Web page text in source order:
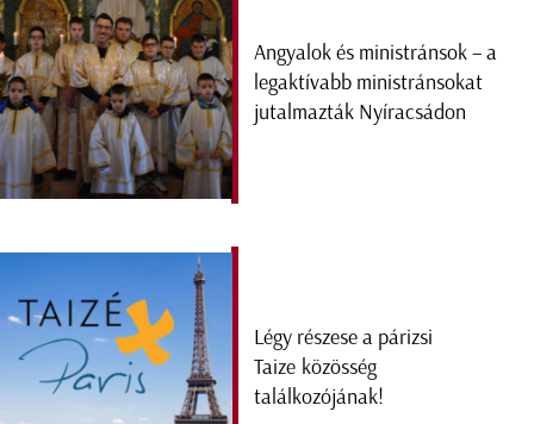
Angyalok és ministránsok – a
legaktívabb ministránsokat
jutalmazták Nyíracsádon
Légy részese a párizsi
Taize közösség
találkozójának!